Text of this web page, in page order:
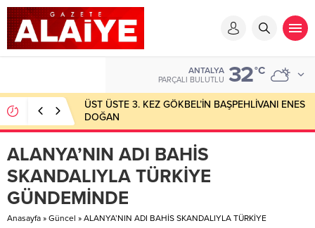
ANTALYA
PARÇALI BULUTLU 32°C
ÜST ÜSTE 3. KEZ GÖKBEL’İN BAŞPEHLİVANI ENES
DOĞAN
ALANYA’NIN ADI BAHİS
SKANDALIYLA TÜRKİYE
GÜNDEMİNDE
Anasayfa » Güncel » ALANYA’NIN ADI BAHİS SKANDALIYLA TÜRKİYE